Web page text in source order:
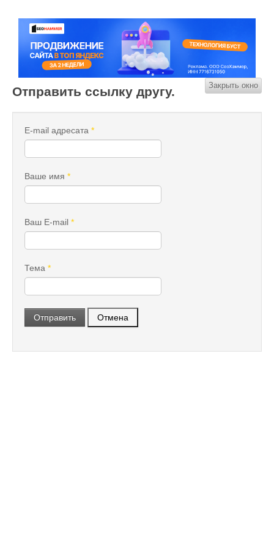
Отправить ссылку другу. Закрыть окно
E-mail адресата *
Ваше имя *
Ваш E-mail *
Тема *
Отправить Отмена